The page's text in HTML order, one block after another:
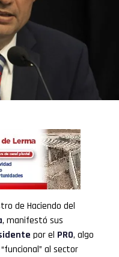
de Haciendo del
, manifestó sus
por el PRO, algo
al sector